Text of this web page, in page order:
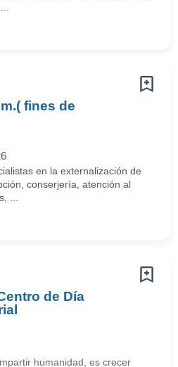
fines de
en la externalización de
conserjería, atención al
...
de Día
humanidad, es crecer